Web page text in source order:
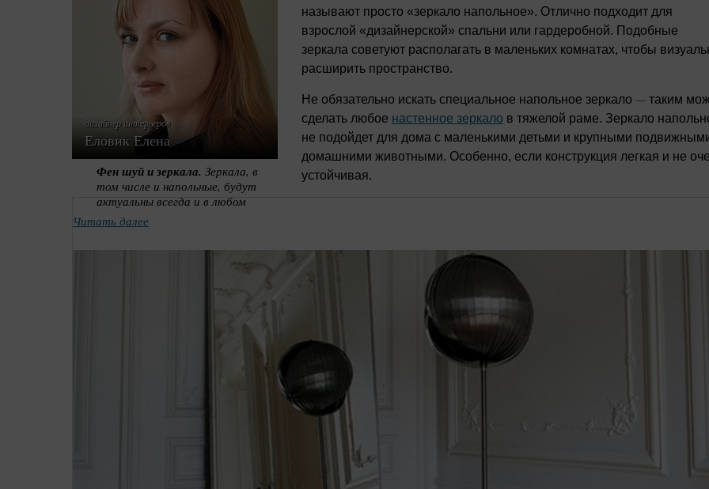
дизайнер интерьеров
Еловик Елена
Фен шуй и зеркала. Зеркала, в
том числе и напольные, будут
актуальны всегда и в любом
интерьере. При грамотном их
расположении, они
интересуется китайской
не поспорит с рекомендациями
Читать далее
называют просто «зеркало напольное». Отлично подходит для
взрослой «дизайнерской» спальни или гардеробной. Подобные
зеркала советуют располагать в маленьких комнатах, чтобы
расширить пространство.
Не обязательно искать специальное напольное зеркало — таким
сделать любое настенное зеркало в тяжелой раме. Зеркало
не подойдет для дома с маленькими детьми и крупными
домашними животными. Особенно, если конструкция легкая и не
устойчивая.